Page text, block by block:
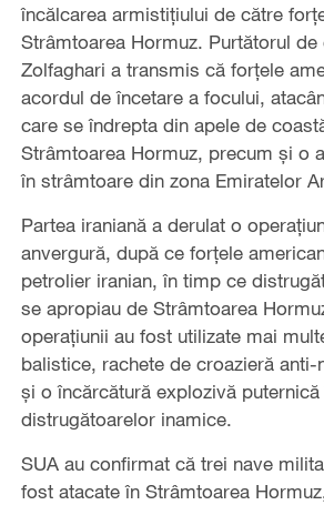
încălcarea armistițiului de către
Strâmtoarea Hormuz. Purtătorul de
Zolfaghari a transmis că forțele
acordul de încetare a focului,
care se îndrepta din apele de
Strâmtoarea Hormuz, precum și o
în strâmtoare din zona Emiratelor
Partea iraniană a derulat o
anvergură, după ce forțele
petrolier iranian, în timp ce
se apropiau de Strâmtoarea
operațiunii au fost utilizate mai
balistice, rachete de croazieră
și o încărcătură explozivă
distrugătoarelor inamice.
SUA au confirmat că trei nave
fost atacate în Strâmtoarea